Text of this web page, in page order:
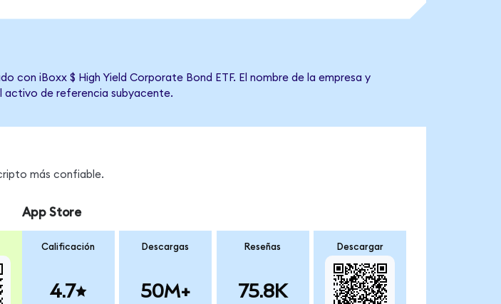
iBoxx $ High Yield Corporate Bond ETF. El nombre de la empresa y
activo de referencia subyacente.
más confiable.
App Store
Calificación
4.7
Descargas
50M+
Reseñas
75.8K
Descargar